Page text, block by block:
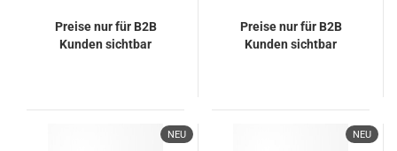
Preise nur für B2B
Kunden sichtbar
Preise nur für B2B
Kunden sichtbar
NEU NEU